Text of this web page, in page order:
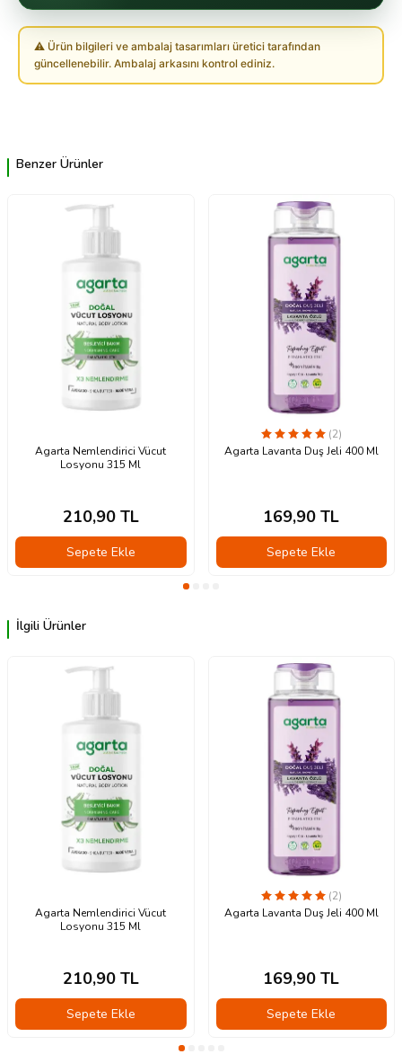
⚠ Ürün bilgileri ve ambalaj tasarımları üretici tarafından
güncellenebilir. Ambalaj arkasını kontrol ediniz.
Benzer Ürünler
Agarta Nemlendirici Vücut
Losyonu 315 Ml
210,90TL
Sepete Ekle
(2)
Agarta Lavanta Duş Jeli 400 Ml
169,90 TL
Sepete Ekle
İlgili Ürünler
Agarta Nemlendirici Vücut
Losyonu 315 Ml
210,90TL
Sepete Ekle
(2)
Agarta Lavanta Duş Jeli 400 Ml
169,90 TL
Sepete Ekle